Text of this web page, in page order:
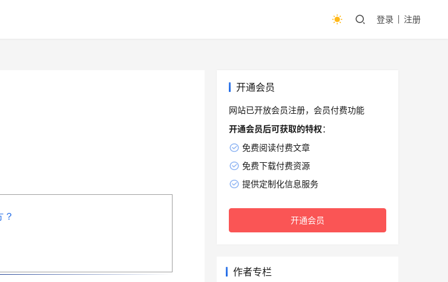
登录 注册
开通会员
网站已开放会员注册，会员付费功能
开通会员后可获取的特权：
免费阅读付费文章
免费下载付费资源
提供定制化信息服务
开通会员
作者专栏